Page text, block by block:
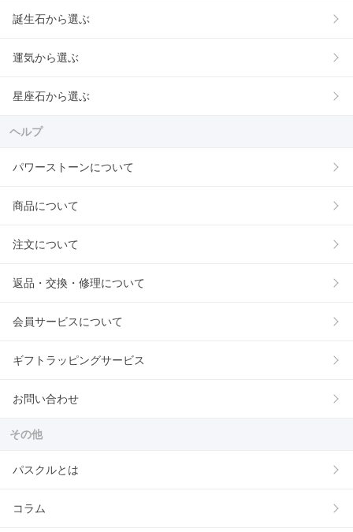
誕生石から選ぶ
運気から選ぶ
星座石から選ぶ
ヘルプ
パワーストーンについて
商品について
注文について
返品・交換・修理について
会員サービスについて
ギフトラッピングサービス
お問い合わせ
その他
パスクルとは
コラム